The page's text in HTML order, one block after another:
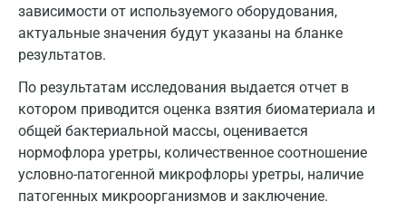
зависимости от используемого оборудования,
актуальные значения будут указаны на бланке
результатов.
По результатам исследования выдается отчет в
котором приводится оценка взятия биоматериала и
общей бактериальной массы, оценивается
нормофлора уретры, количественное соотношение
условно-патогенной микрофлоры уретры, наличие
патогенных микроорганизмов и заключение.